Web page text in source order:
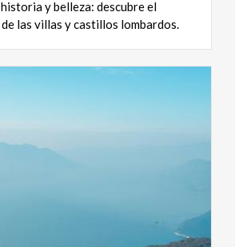
historiaybelleza: descubreel
de las villas ycastillos lombardos.